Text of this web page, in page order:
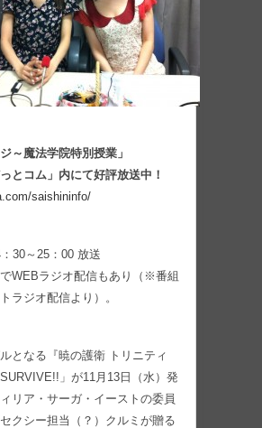
～魔法学院特別授業」
とコム」内にて好評放送中！
saishininfo/
30～25：00 放送
WEBラジオ配信もあり（※番組
ラジオ配信より）。
となる『暁の護衛 トリニティ
」が11月13日（水）発
リア・サーガ・イーストの委員
クシー担当（？）クルミが贈る